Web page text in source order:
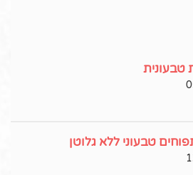
טבעונית
טבעוני ללא גלוטן